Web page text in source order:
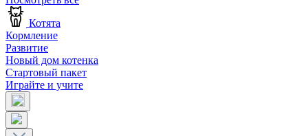
Котята
Кормление
Развитие
Новый дом котенка
Стартовый пакет
Играйте и учите